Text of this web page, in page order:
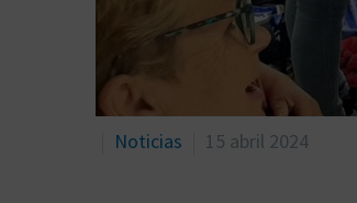
Noticias 15 abril 2024